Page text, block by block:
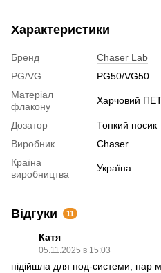
Характеристики
Бренд
Chaser Lab
PG/VG
PG50/VG50
Матеріал
флакону
Харчовий
Дозатор
Тонкий носик
Виробник
Chaser
Країна
виробництва
Україна
Відгуки 11
Катя
05.11.2025 в 15:03
підійшла для под-системи, пар